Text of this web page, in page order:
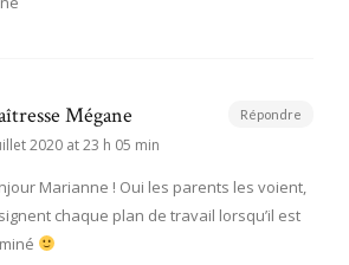
Mégane
2020 at 23 h 05 min
Marianne ! Oui les parents les voient,
chaque plan de travail lorsqu’il est
Répondre